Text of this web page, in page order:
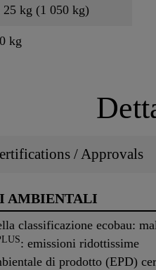
25 kg (1 050 kg)
kg
/ Approvals
AMBIENTALI
classificazione ecobau:
: emissioni ridottissime
di prodotto (EPD)